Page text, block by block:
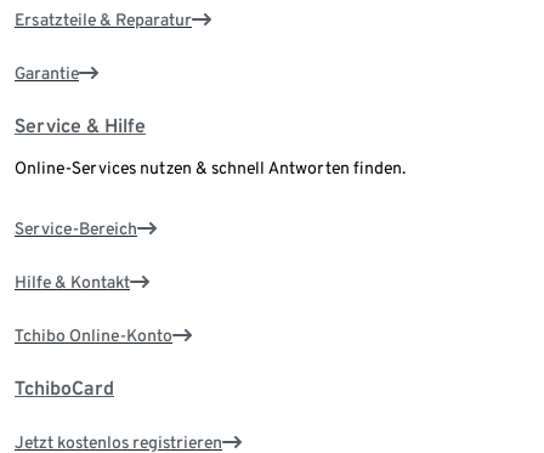
Ersatzteile & Reparatur
Garantie
Service & Hilfe
Online-Services nutzen & schnell Antworten finden.
Service-Bereich
Hilfe & Kontakt
Tchibo Online-Konto
TchiboCard
Jetzt kostenlos registrieren